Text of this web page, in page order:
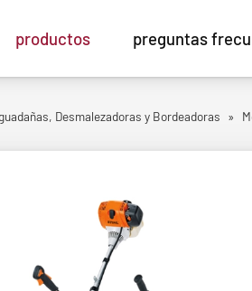
productos preguntas
Desmalezadoras y Bordeadoras »